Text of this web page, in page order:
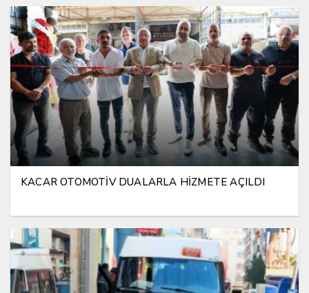
KACAR OTOMOTİV DUALARLA HİZMETE AÇILDI